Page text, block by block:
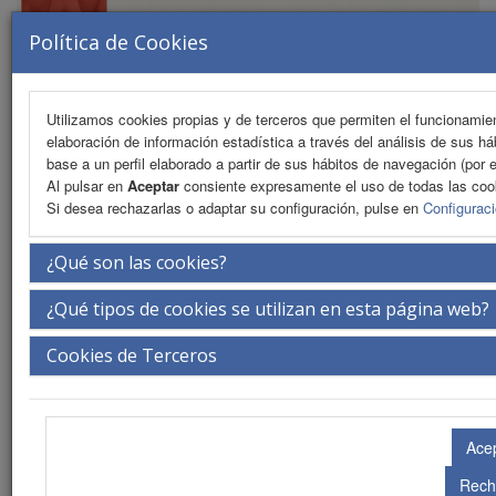
Política de Cookies
Utilizamos cookies propias y de terceros que permiten el
elaboración de información estadística a través del análisis de sus
base a un perfil elaborado a partir de sus hábitos de navegación (por
Al pulsar en Aceptar consiente expresamente el uso de todas las
Si desea rechazarlas o adaptar su configuración, pulse en
¿Qué son las cookies?
¿Qué tipos de cookies se utilizan en esta página web?
Cookies de Terceros
MENU
Presentación
La ciudad
La sede
Secretaría Técnica
Eventos anteriores